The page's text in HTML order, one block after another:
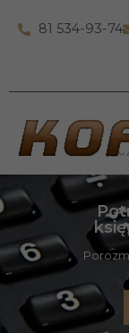
81 534-93-74